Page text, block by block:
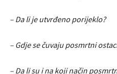
– Da li je utvrđeno porijeklo?
– Gdje se čuvaju posmrtni
– Da li su i na koji način